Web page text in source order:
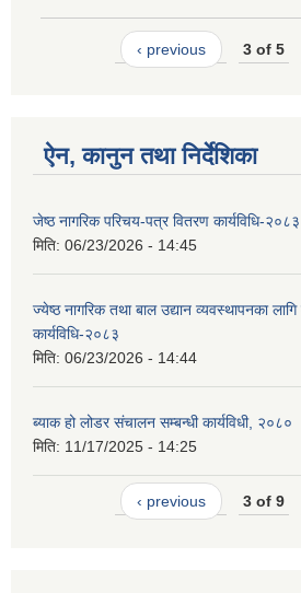
‹ previous 3 of 5
ऐन, कानुन तथा निर्देशिका
जेष्ठ नागरिक परिचय-पत्र वितरण कार्यविधि-२०८३
मिति: 06/23/2026 - 14:45
ज्येष्ठ नागरिक तथा बाल उद्यान व्यवस्थापनका
कार्यविधि-२०८३
मिति: 06/23/2026 - 14:44
ब्याक हो लोडर संचालन सम्बन्धी कार्यविधी, २०८०
मिति: 11/17/2025 - 14:25
‹ previous 3 of 9